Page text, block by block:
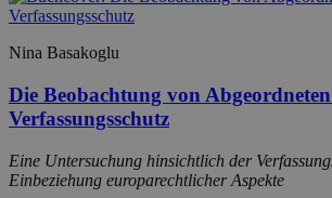
Nina Basakoglu
Die Beobachtung von
Verfassungsschutz
Eine Untersuchung hinsichtlich der
Einbeziehung europarechtlicher Aspekte